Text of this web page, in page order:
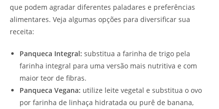
que podem agradar diferentes paladares e preferências
alimentares. Veja algumas opções para diversificar sua
receita:
Panqueca Integral: substitua a farinha de trigo pela
farinha integral para uma versão mais nutritiva e com
maior teor de fibras.
Panqueca Vegana: utilize leite vegetal e substitua o ovo
por farinha de linhaça hidratada ou purê de banana,